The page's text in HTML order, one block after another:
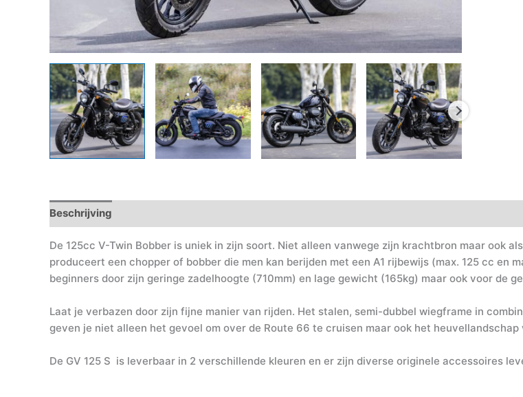
Beschrijving
De 125cc V-Twin Bobber is uniek in zijn soort. Niet alleen vanwege zijn krachtbron maar ook
produceert een chopper of bobber die men kan berijden met een A1 rijbewijs (max. 125 cc en
beginners door zijn geringe zadelhoogte (710mm) en lage gewicht (165kg) maar ook voor de
Laat je verbazen door zijn fijne manier van rijden. Het stalen, semi-dubbel wiegframe in
geven je niet alleen het gevoel om over de Route 66 te cruisen maar ook het
De GV 125 S is leverbaar in 2 verschillende kleuren en er zijn diverse originele accessoires